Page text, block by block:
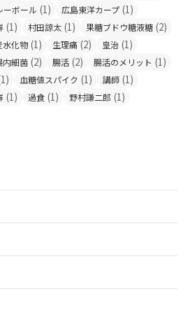
ーボール (1) 広島東洋カープ (1)
(1) 村田諒太 (1) 果糖ブドウ糖液糖 (2)
水化物(1) 生理痛 (2) 皇治 (1)
内細菌 (2) 腸活 (2) 腸活のメリット (1)
血糖値スパイク (1) 講師 (1)
(1) 過食 (1) 野村謙二郎 (1)